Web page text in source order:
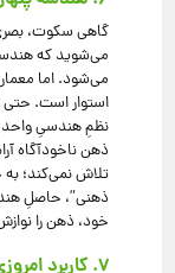
گاهی سکوت،
می‌شوید که
می‌شود. اما
استوار است. حتی
نظمِ هندسیِ واحد
ذهن ناخودآگاه
تلاش نمی‌کند؛
ذهنی”، حاصلِ
خود، ذهن را
۷. کاربرد امروزی: چگونه “سکوت” را بسازیم؟